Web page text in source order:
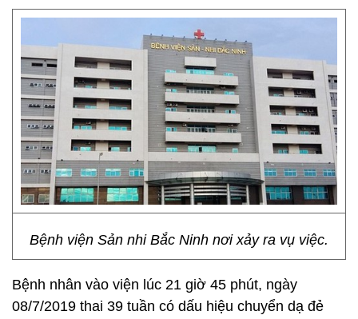
Bệnh viện Sản nhi Bắc Ninh nơi xảy ra vụ việc.
Bệnh nhân vào viện lúc 21 giờ 45 phút, ngày
08/7/2019 thai 39 tuần có dấu hiệu chuyển dạ đẻ